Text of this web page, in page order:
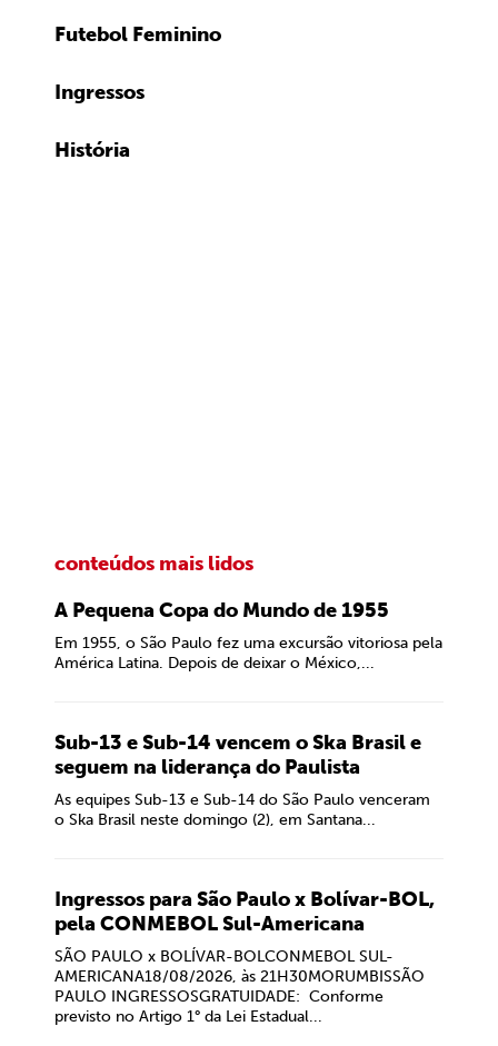
Futebol Feminino
Ingressos
História
conteúdos mais lidos
A Pequena Copa do Mundo de 1955
Em 1955, o São Paulo fez uma excursão vitoriosa pela
América Latina. Depois de deixar o México,...
Sub-13 e Sub-14 vencem o Ska Brasil e
seguem na liderança do Paulista
As equipes Sub-13 e Sub-14 do São Paulo venceram
o Ska Brasil neste domingo (2), em Santana...
Ingressos para São Paulo x Bolívar-BOL,
pela CONMEBOL Sul-Americana
SÃO PAULO x BOLÍVAR-BOLCONMEBOL SUL-
AMERICANA18/08/2026, às 21H30MORUMBISSÃO
PAULO INGRESSOSGRATUIDADE: Conforme
previsto no Artigo 1° da Lei Estadual...